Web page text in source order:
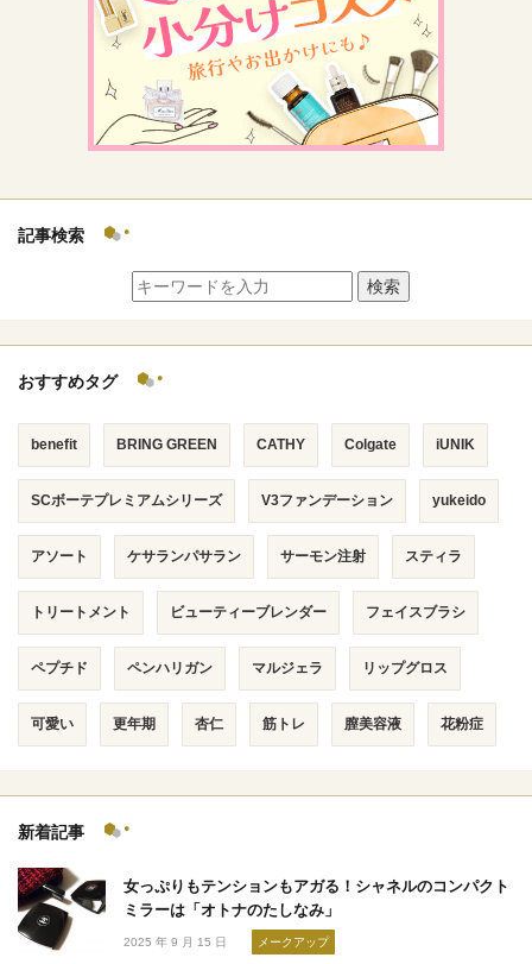
記事検索
検索
おすすめタグ
benefit BRING GREEN CATHY Colgate iUNIK
SCボーテプレミアムシリーズ V3ファンデーション yukeido
アソート ケサランパサラン サーモン注射 スティラ
トリートメント ビューティーブレンダー フェイスブラシ
ペプチド ペンハリガン マルジェラ リップグロス
可愛い 更年期 杏仁 筋トレ 膣美容液 花粉症
新着記事
女っぷりもテンションもアガる！シャネルのコンパクト
ミラーは「オトナのたしなみ」
2025 年 9 月 15 日 メークアップ